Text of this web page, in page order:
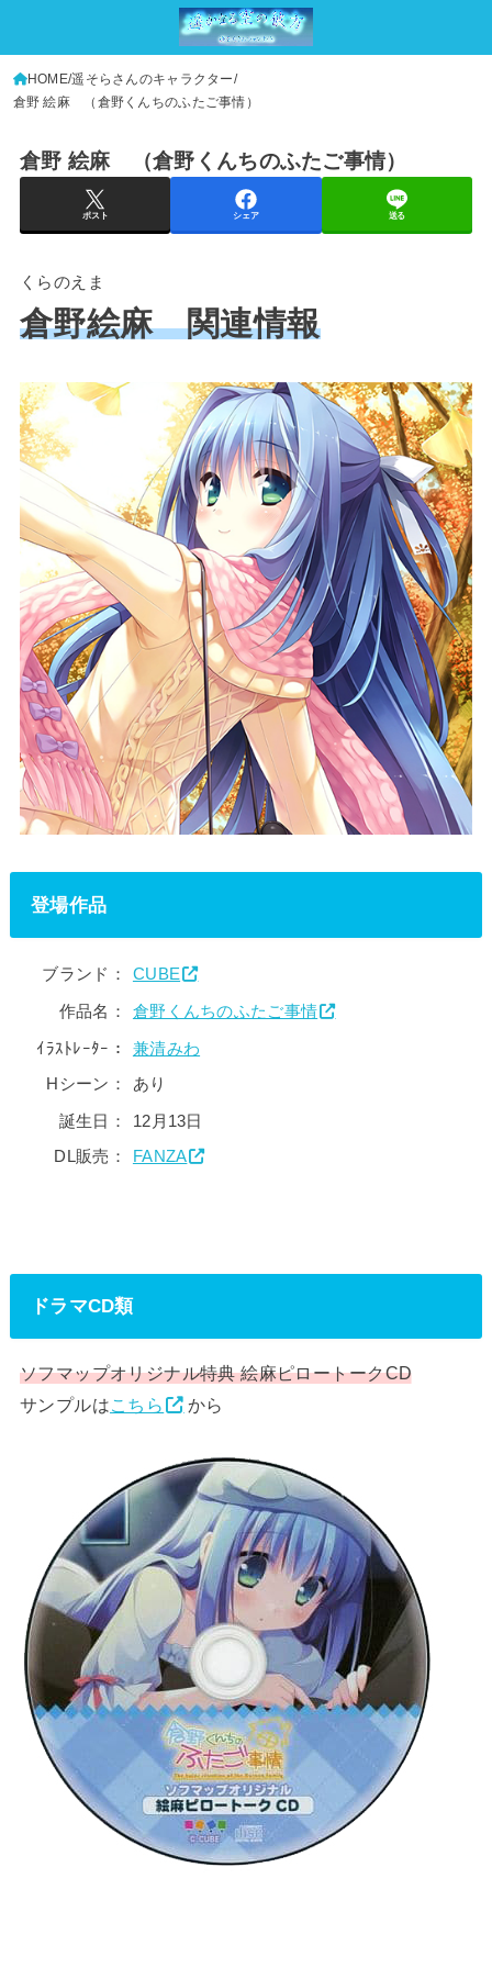
HOME 遥そらさんのキャラクター
倉野 絵麻 （倉野くんちのふたご事情）
倉野 絵麻 （倉野くんちのふたご事情）
ポスト シェア 送る
くらのえま
倉野絵麻 関連情報
登場作品
ブランド： CUBE
作品名： 倉野くんちのふたご事情
ｲﾗｽﾄﾚｰﾀｰ：
兼清みわ
Hシーン：
あり
誕生日：
12月13日
DL販売：
FANZA
ドラマCD類
ソフマップオリジナル特典 絵麻ピロートークCD
サンプルはこちら から